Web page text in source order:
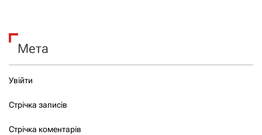
Мета
Увійти
Стрічка записів
Стрічка коментарів